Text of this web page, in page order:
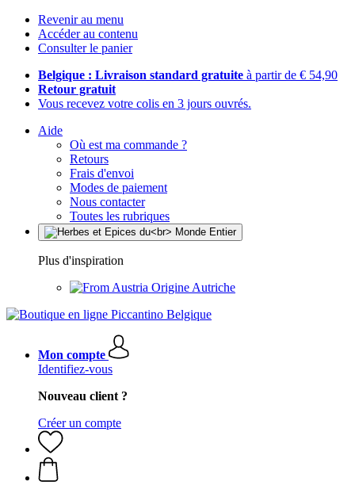
Revenir au menu
Accéder au contenu
Consulter le panier
Belgique : Livraison standard gratuite à partir de € 54,90
Retour gratuit
Vous recevez votre colis en 3 jours ouvrés.
Aide
Où est ma commande ?
Retours
Frais d'envoi
Modes de paiement
Nous contacter
Toutes les rubriques
Plus d'inspiration
Origine Autriche
Mon compte
Identifiez-vous
Nouveau client ?
Créer un compte